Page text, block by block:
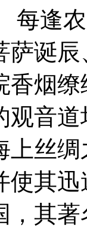
每逢
萨诞
香烟
观音
上丝
使其
，其